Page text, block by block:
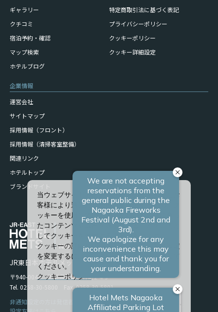
ギャラリー
クチコミ
宿泊予約・確認
マップ検索
ホテルブログ
特定商取引法に基づく表記
プライバシーポリシー
クッキーポリシー
クッキー詳細設定
企業情報
運営会社
サイトマップ
採用情報（フロント）
採用情報（清掃客室整備）
関連リンク
ホテルトップ
ブランドサイト
JR東日本ホテルメッツ 長岡
〒940-0048 新潟県長岡市台町2-4-9
Tel. 0258-30-5800 Fax. 0258-30-5801
非通知設定の方は発信者番号を設定の上お電話ください。
当ウェブサイトでは、サービスの向上、またお
客様により適したサービスを提供するため、ク
ッキーを使用しています。また、お客様に合っ
たコンテンツや広告を表示させることを目的と
してクッキーを使用する場合があります。
クッキーの詳細や、クッキーの種類ごとに設定
を変更するには、「詳細設定」をクリックして
ください。
クッキーポリシー
すべて許可